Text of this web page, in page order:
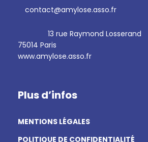
contact@amylose.asso.fr
13 rue Raymond Losserand
75014 Paris
www.amylose.asso.fr
Plus d’infos
MENTIONS LÉGALES
POLITIQUE DE CONFIDENTIALITÉ